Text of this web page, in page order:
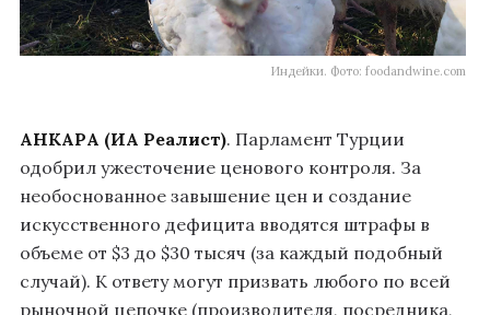
Индейки. Фото: foodandwine.com
АНКАРА (ИА Реалист). Парламент Турции
одобрил ужесточение ценового контроля. За
необоснованное завышение цен и создание
искусственного дефицита вводятся штрафы в
объеме от $3 до $30 тысяч (за каждый подобный
случай). К ответу могут призвать любого по всей
рыночной цепочке (производителя, посредника,